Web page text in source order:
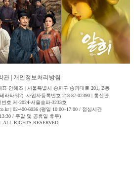
관 개인정보처리방침
안해조 | 서울특별시 송파구 송파대로 201, B동
라타워2) 사업자등록번호 218-87-02390 | 통신판
호 제-2024-서울송파-3233호
| 02-400-6036 (평일 10:00~17:00 / 점심시간
/ 주말 및 공휴일 휴무)
ALL RIGHTS RESERVED